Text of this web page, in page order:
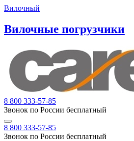
Вилочный
Вилочные погрузчики
8 800 333-57-85
Звонок по России бесплатный
8 800 333-57-85
Звонок по России бесплатный